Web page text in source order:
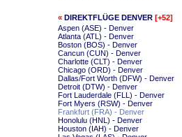
« DIREKTFLÜGE DENVER [+52]
Aspen (ASE) - Denver
Atlanta (ATL) - Denver
Boston (BOS) - Denver
Cancun (CUN) - Denver
Charlotte (CLT) - Denver
Chicago (ORD) - Denver
Dallas/Fort Worth (DFW) - Denver
Detroit (DTW) - Denver
Fort Lauderdale (FLL) - Denver
Fort Myers (RSW) - Denver
Frankfurt (FRA) - Denver
Honolulu (HNL) - Denver
Houston (IAH) - Denver